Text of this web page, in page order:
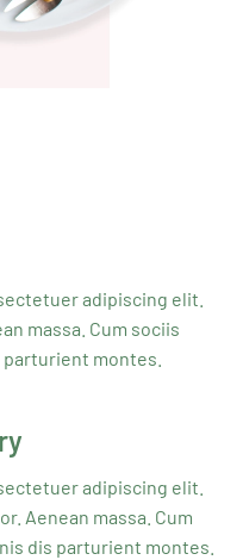
adipiscing elit.
massa. Cum sociis
montes.
adipiscing elit.
Aenean massa. Cum
dis parturient montes.